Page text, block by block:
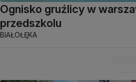
Ognisko gruźlicy w
przedszkolu
BIAŁOŁĘKA